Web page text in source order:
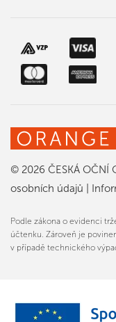
© 2026 ČESKÁ OČNÍ
osobních údajů
Podle zákona o evidenci
účtenku. Zároveň je
v případě technického